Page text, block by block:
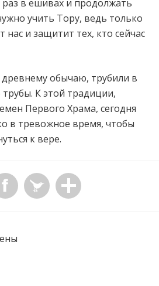
раз в ешивах и продолжать
учить Тору, ведь только
нас и защитит тех, кто сейчас
обычаю, трубили в
К этой традиции,
Первого Храма, сегодня
в тревожное время, чтобы
к вере.